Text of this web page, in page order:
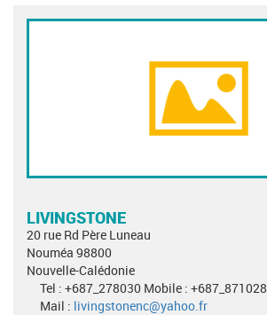
LIVINGSTONE
20 rue Rd Père Luneau
Nouméa 98800
Nouvelle-Calédonie
Tel : +687_278030 Mobile : +687_871028
Mail : livingstonenc@yahoo.fr